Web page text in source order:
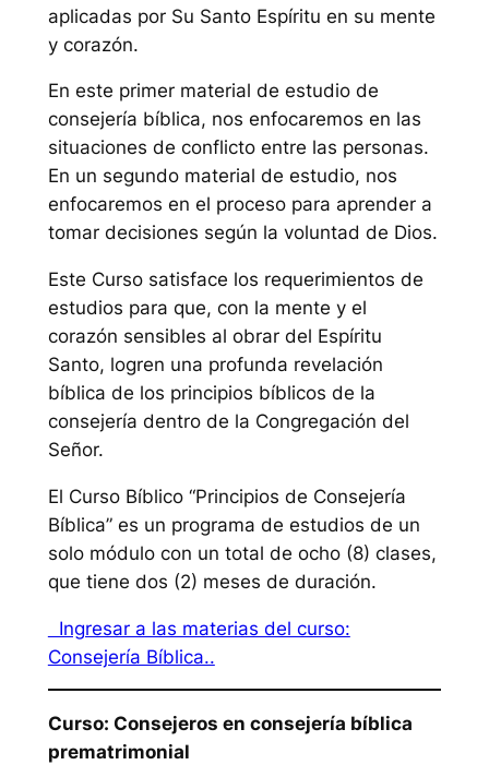
aplicadas por Su Santo Espíritu en su mente
y corazón.
En este primer material de estudio de
consejería bíblica, nos enfocaremos en las
situaciones de conflicto entre las personas.
En un segundo material de estudio, nos
enfocaremos en el proceso para aprender a
tomar decisiones según la voluntad de Dios.
Este Curso satisface los requerimientos de
estudios para que, con la mente y el
corazón sensibles al obrar del Espíritu
Santo, logren una profunda revelación
bíblica de los principios bíblicos de la
consejería dentro de la Congregación del
Señor.
El Curso Bíblico “Principios de Consejería
Bíblica” es un programa de estudios de un
solo módulo con un total de ocho (8) clases,
que tiene dos (2) meses de duración.
Ingresar a las materias del curso:
Consejería Bíblica..
Curso: Consejeros en consejería bíblica
prematrimonial